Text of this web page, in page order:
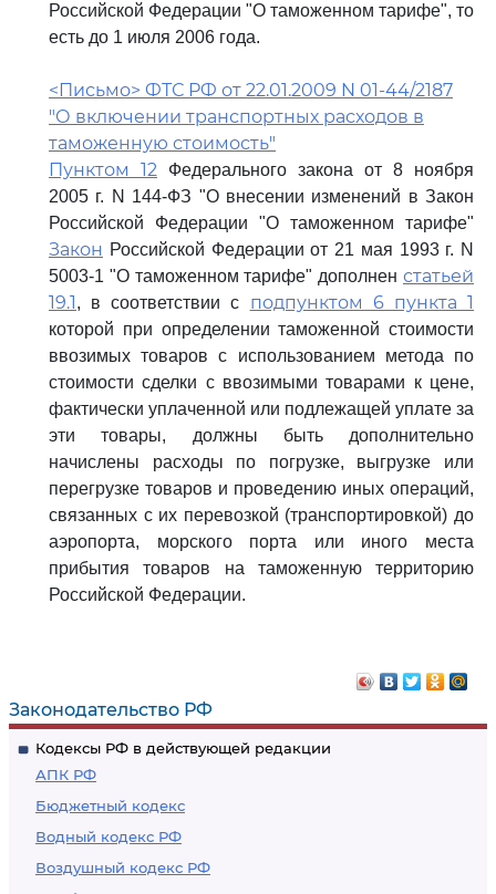
Законодательство РФ
Кодексы РФ в действующей редакции
АПК РФ
Бюджетный кодекс
Водный кодекс РФ
Воздушный кодекс РФ
Российской Федерации "О таможенном тарифе", то
есть до 1 июля 2006 года.
<Письмо> ФТС РФ от 22.01.2009 N 01-44/2187
"О включении транспортных расходов в
таможенную стоимость"
Пунктом 12 Федерального закона от 8 ноября
2005 г. N 144-ФЗ "О внесении изменений в Закон
Российской Федерации "О таможенном тарифе"
Закон Российской Федерации от 21 мая 1993 г. N
5003-1 "О таможенном тарифе" дополнен статьей
19.1, в соответствии с подпунктом 6 пункта 1
которой при определении таможенной стоимости
ввозимых товаров с использованием метода по
стоимости сделки с ввозимыми товарами к цене,
фактически уплаченной или подлежащей уплате за
эти товары, должны быть дополнительно
начислены расходы по погрузке, выгрузке или
перегрузке товаров и проведению иных операций,
связанных с их перевозкой (транспортировкой) до
аэропорта, морского порта или иного места
прибытия товаров на таможенную территорию
Российской Федерации.